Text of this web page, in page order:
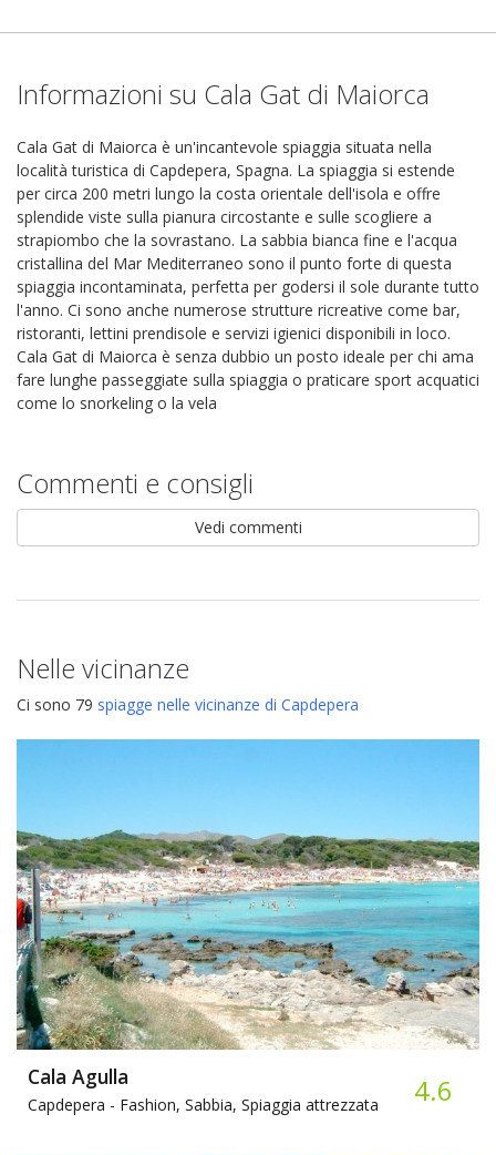
Informazioni su Cala Gat di Maiorca
Cala Gat di Maiorca è un'incantevole spiaggia situata nella
località turistica di Capdepera, Spagna. La spiaggia si estende
per circa 200 metri lungo la costa orientale dell'isola e offre
splendide viste sulla pianura circostante e sulle scogliere a
strapiombo che la sovrastano. La sabbia bianca fine e l'acqua
cristallina del Mar Mediterraneo sono il punto forte di questa
spiaggia incontaminata, perfetta per godersi il sole durante tutto
l'anno. Ci sono anche numerose strutture ricreative come bar,
ristoranti, lettini prendisole e servizi igienici disponibili in loco.
Cala Gat di Maiorca è senza dubbio un posto ideale per chi ama
fare lunghe passeggiate sulla spiaggia o praticare sport acquatici
come lo snorkeling o la vela
Commenti e consigli
Vedi commenti
Nelle vicinanze
Ci sono 79 spiagge nelle vicinanze di Capdepera
Cala Agulla
Capdepera - Fashion, Sabbia, Spiaggia attrezzata 4.6